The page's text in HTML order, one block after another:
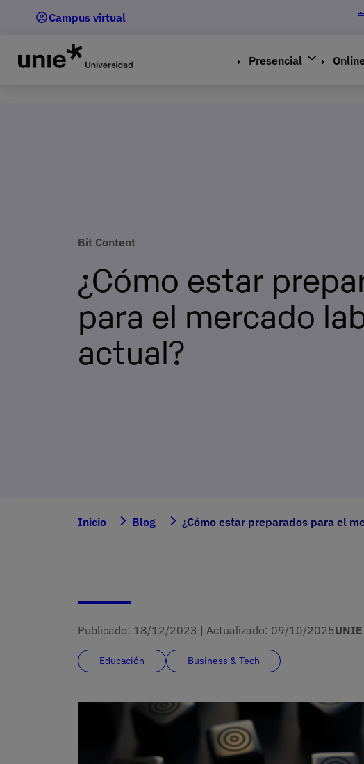
principal
Campus virtual
Presencial
Bit Content
¿Cómo estar
para el mercado
actual?
Inicio Blog ¿Cómo estar preparados para el
Publicado: 18/12/2023 | Actualizado: 09/10/2025
Educación Business & Tech